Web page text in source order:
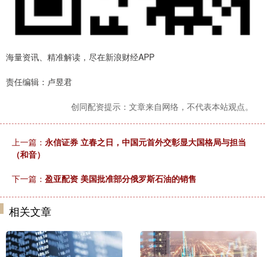
海量资讯、精准解读，尽在新浪财经APP
责任编辑：卢昱君
创同配资提示：文章来自网络，不代表本站观点。
上一篇： 永信证券 立春之日，中国元首外交彰显大国格局与担当
（和音）
下一篇： 盈亚配资 美国批准部分俄罗斯石油的销售
相关文章